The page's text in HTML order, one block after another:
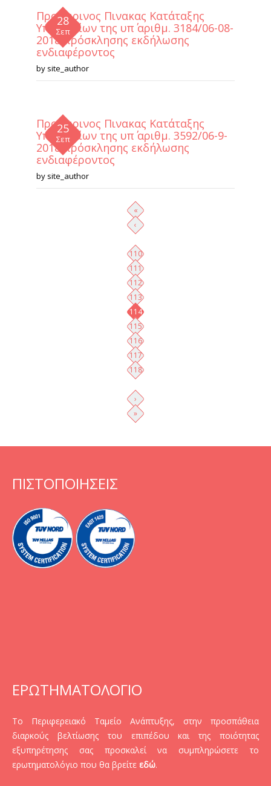
28
Σεπ
Προσωρινος Πινακας Κατάταξης
Υποψηφίων της υπ΄ αριθμ. 3184/06-08-
2018 πρόσκλησης εκδήλωσης
ενδιαφέροντος
by site_author
25
Σεπ
Προσωρινος Πινακας Κατάταξης
Υποψηφίων της υπ΄ αριθμ. 3592/06-9-
2018 πρόσκλησης εκδήλωσης
ενδιαφέροντος
by site_author
«
‹
110
111
112
113
114
115
116
117
118
›
»
ΠΙΣΤΟΠΟΙΗΣΕΙΣ
ΕΡΩΤΗΜΑΤΟΛΟΓΙΟ
Το Περιφερειακό Ταμείο Ανάπτυξης, στην προσπάθεια
διαρκούς βελτίωσης του επιπέδου και της ποιότητας
εξυπηρέτησης σας προσκαλεί να συμπληρώσετε το
ερωτηματολόγιο που θα βρείτε εδώ.